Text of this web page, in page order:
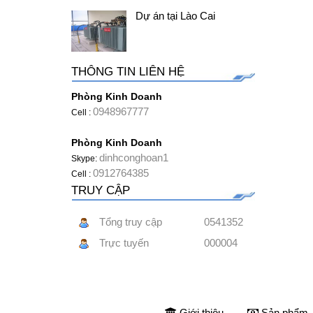
Dự án tại Lào Cai
THÔNG TIN LIÊN HỆ
Phòng Kinh Doanh
Cell : 0948967777
Phòng Kinh Doanh
Skype: dinhconghoan1
Cell : 0912764385
TRUY CẬP
Tổng truy cập
0541352
Trực tuyến
000004